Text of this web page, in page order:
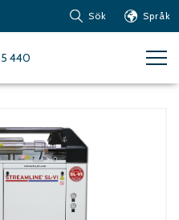
Sök Språk
440
Om vattenskärning
Metaller – Järnbaserade
Metaller
Metaller – Aluminium